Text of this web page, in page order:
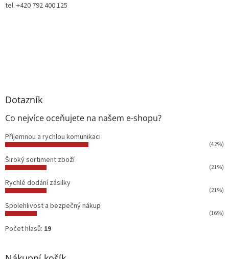
tel. +420 792 400 125
Dotazník
Co nejvíce oceňujete na našem e-shopu?
Příjemnou a rychlou komunikaci
(42%)
Široký sortiment zboží
(21%)
Rychlé dodání zásilky
(21%)
Spolehlivost a bezpečný nákup
(16%)
Počet hlasů: 19